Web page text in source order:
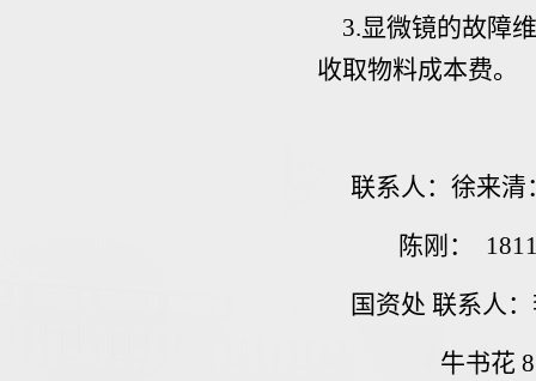
3.显微镜的故障
收取物料成本费。
联系人：徐来清
陈刚：
国资处 联系人
牛书花